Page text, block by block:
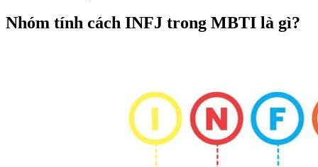
Nhóm tính cách INFJ trong MBTI là gì?